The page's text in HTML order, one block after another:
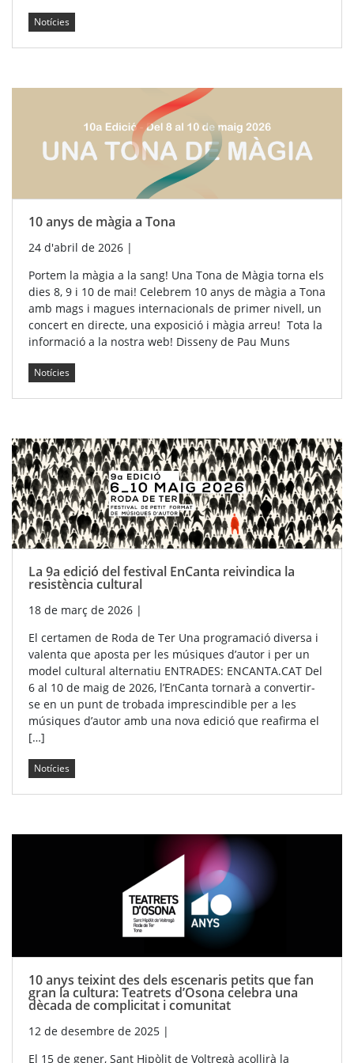
Notícies
10 anys de màgia a Tona
24 d'abril de 2026 |
Portem la màgia a la sang! Una Tona de Màgia torna els
dies 8, 9 i 10 de mai! Celebrem 10 anys de màgia a Tona
amb mags i magues internacionals de primer nivell, un
concert en directe, una exposició i màgia arreu! Tota la
informació a la nostra web! Disseny de Pau Muns
Notícies
La 9a edició del festival EnCanta reivindica la
resistència cultural
18 de març de 2026 |
El certamen de Roda de Ter Una programació diversa i
valenta que aposta per les músiques d’autor i per un
model cultural alternatiu ENTRADES: ENCANTA.CAT Del
6 al 10 de maig de 2026, l’EnCanta tornarà a convertir-
se en un punt de trobada imprescindible per a les
músiques d’autor amb una nova edició que reafirma el
[…]
Notícies
10 anys teixint des dels escenaris petits que fan
gran la cultura: Teatrets d’Osona celebra una
dècada de complicitat i comunitat
12 de desembre de 2025 |
El 15 de gener, Sant Hipòlit de Voltregà acollirà la